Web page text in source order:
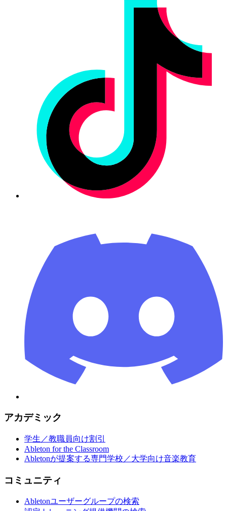
アカデミック
学生／教職員向け割引
Ableton for the Classroom
Abletonが提案する専門学校／大学向け音楽教育
コミュニティ
Abletonユーザーグループの検索